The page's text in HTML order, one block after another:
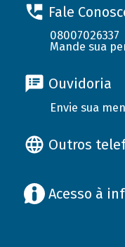
Fale
08007026337
Mande sua
Ouvidoria
Envie sua
Outros
Acesso à